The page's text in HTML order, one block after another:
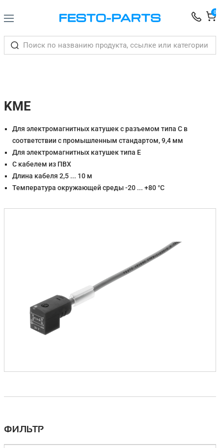
0
KME
Для электромагнитных катушек с разъемом типа C в
соответствии с промышленным стандартом, 9,4 мм
Для электромагнитных катушек типа E
С кабелем из ПВХ
Длина кабеля 2,5 ... 10 м
Температура окружающей среды -20 ... +80 °C
ФИЛЬТР